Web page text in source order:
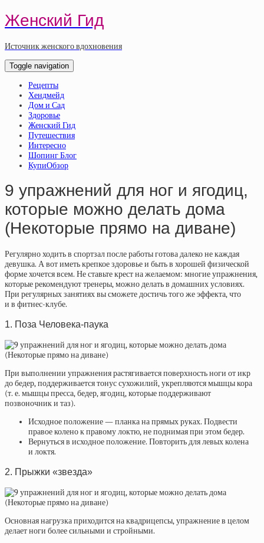
Женский Гид
Источник женского вдохновения
Toggle navigation
Рецепты
Хендмейд
Дом и Сад
Здоровье
Женский Гид
Путешествия
Интересно
Шопинг Блог
КупиОбзор
9 упражнений для ног и ягодиц,
которые можно делать дома
(Некоторые прямо на диване)
Регулярно ходить в спортзал после работы готова далеко не каждая
девушка. А вот иметь крепкое здоровье и быть в хорошей физической
форме хочется всем. Не ставьте крест на желаемом: многие упражнения,
которые рекомендуют тренеры, можно делать в домашних условиях.
При регулярных занятиях вы сможете достичь того же эффекта, что
и в фитнес-клубе.
1. Поза Человека-паука
При выполнении упражнения растягивается поверхность ноги от икр
до бедер, поддерживается тонус сухожилий, укрепляются мышцы кора
(т. е. мышцы пресса, бедер, ягодиц, которые поддерживают
позвоночник и таз).
Исходное положение — планка на прямых руках. Подвести
правое колено к правому локтю, не поднимая при этом бедер.
Вернуться в исходное положение. Повторить для левых колена
и локтя.
2. Прыжки «звезда»
Основная нагрузка приходится на квадрицепсы, упражнение в целом
делает ноги более сильными и стройными.